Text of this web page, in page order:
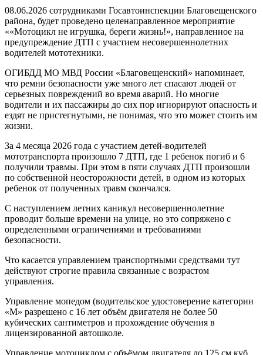
08.06.2026 сотрудниками Госавтоинспекции Благовещенского
района, будет проведено целенаправленное мероприятие
««Мотоцикл не игрушка, береги жизнь!», направленное на
предупреждение ДТП с участием несовершеннолетних
водителей мототехники.
ОГИБДД МО МВД России «Благовещенский» напоминает,
что ремни безопасности уже много лет спасают людей от
серьезных повреждений во время аварий. Но многие
водители и их пассажиры до сих пор игнорируют опасность и
ездят не пристегнутыми, не понимая, что это может стоить им
жизни.
За 4 месяца 2026 года с участием детей-водителей
мототранспорта произошло 7 ДТП, где 1 ребенок погиб и 6
получили травмы. При этом в пяти случаях ДТП произошли
по собственной неосторожности детей, в одном из которых
ребенок от полученных травм скончался.
С наступлением летних каникул несовершеннолетние
проводит больше времени на улице, но это сопряжено с
определенными ограничениями и требованиями
безопасности.
Что касается управлением транспортными средствами тут
действуют строгие правила связанные с возрастом
управления.
Управление мопедом (водительское удостоверение категории
«М» разрешено с 16 лет объём двигателя не более 50
кубических сантиметров и прохождение обучения в
лицензированной автошколе.
Управление мотоциклом с объёмом двигателя до 125 см.куб.